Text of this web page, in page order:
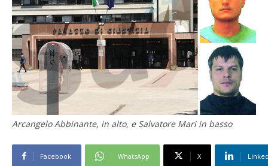
Arcangelo Abbinante, in alto, e Salvatore Mari in basso
Facebook WhatsApp X